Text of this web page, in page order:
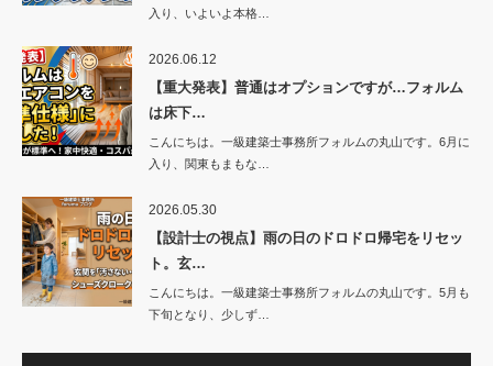
入り、いよいよ本格…
2026.06.12
【重大発表】普通はオプションですが…フォルム
は床下…
こんにちは。一級建築士事務所フォルムの丸山です。6月に
入り、関東もまもな…
2026.05.30
【設計士の視点】雨の日のドロドロ帰宅をリセッ
ト。玄…
こんにちは。一級建築士事務所フォルムの丸山です。5月も
下旬となり、少しず…